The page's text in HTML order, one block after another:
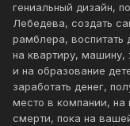
гениальный дизайн,
Лебедева, создать
рамблера, воспитать
на квартиру,
и на образование
заработать денег,
место в компании, на
смерти, пока на